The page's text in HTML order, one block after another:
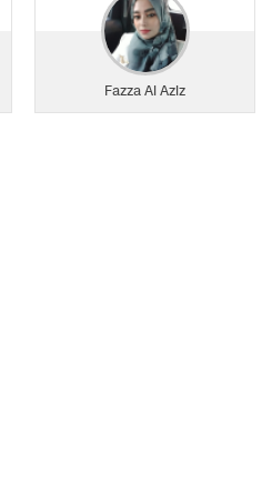
Fazza Al Aziz